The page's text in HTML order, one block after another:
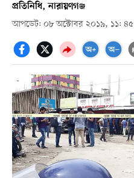
প্রতিনিধি, নারায়ণগঞ্জ
আপডেট: ০৮ অক্টোবর ২০১৯, ১১: ৪৫